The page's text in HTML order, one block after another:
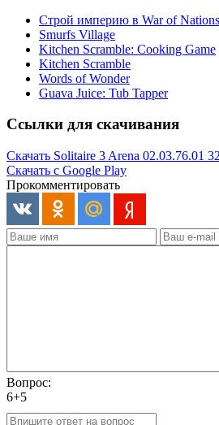
Строй империю в War of Nations
Smurfs Village
Kitchen Scramble: Cooking Game
Kitchen Scramble
Words of Wonder
Guava Juice: Tub Tapper
Ссылки для скачивания
Скачать Solitaire 3 Arena 02.03.76.01
Скачать с Google Play
Прокомментировать
Вопрос:
6+5